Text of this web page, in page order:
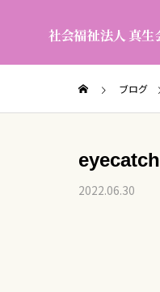
ブログ
eyecatch
2022.06.30